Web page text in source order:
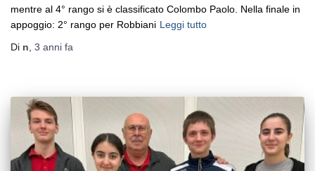
mentre al 4° rango si è classificato Colombo Paolo. Nella finale in
appoggio: 2° rango per Robbiani Leggi tutto
Di n 3 anni fa